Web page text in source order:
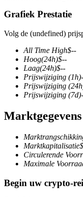
COIN-M-futures
Cryptocurrency-
TradFi
Derivaten voor
Grafiek Prestatie
Volg de (undefined)
All Time High$--
Hoog(24h)$--
Laag(24h)$--
Prijswijziging (1h)
Prijswijziging
Prijswijziging (7d)
Marktgegevens
Marktkapitalisatie$
Circulerende
Maximale
Begin uw crypto-